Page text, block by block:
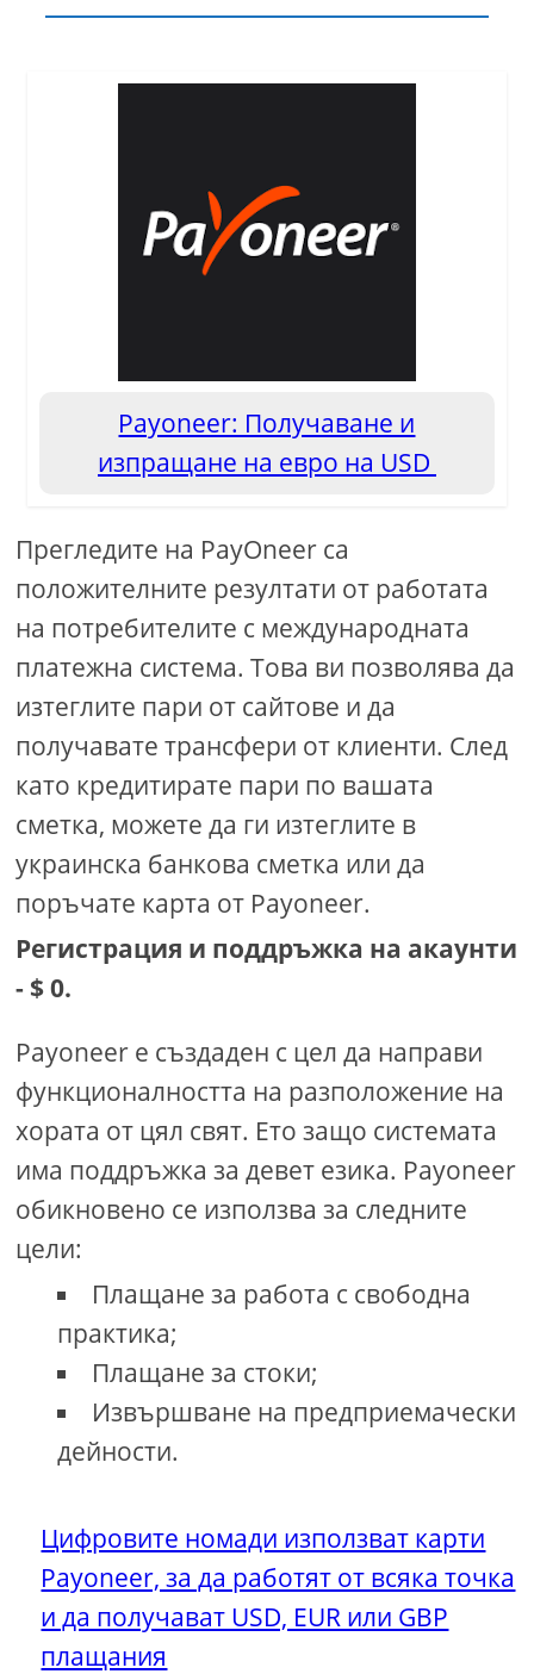
Payoneer: Получаване и
изпращане на евро на USD
Прегледите на PayOneer са
положителните резултати от работата
на потребителите с международната
платежна система. Това ви позволява да
изтеглите пари от сайтове и да
получавате трансфери от клиенти. След
като кредитирате пари по вашата
сметка, можете да ги изтеглите в
украинска банкова сметка или да
поръчате карта от Payoneer.
Регистрация и поддръжка на акаунти
- $ 0.
Payoneer е създаден с цел да направи
функционалността на разположение на
хората от цял ​​свят. Ето защо системата
има поддръжка за девет езика. Payoneer
обикновено се използва за следните
цели:
Плащане за работа с свободна
практика;
Плащане за стоки;
Извършване на предприемачески
дейности.
Цифровите номади използват карти
Payoneer, за да работят от всяка точка
и да получават USD, EUR или GBP
плащания